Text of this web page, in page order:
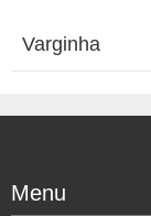
Varginha
Menu